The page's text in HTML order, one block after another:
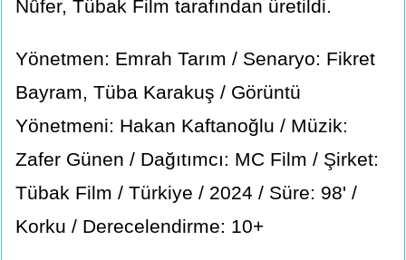
Nûfer, Tübak Film tarafından üretildi.
Yönetmen: Emrah Tarım / Senaryo: Fikret
Bayram, Tüba Karakuş / Görüntü
Yönetmeni: Hakan Kaftanoğlu / Müzik:
Zafer Günen / Dağıtımcı: MC Film / Şirket:
Tübak Film / Türkiye / 2024 / Süre: 98' /
Korku / Derecelendirme: 10+